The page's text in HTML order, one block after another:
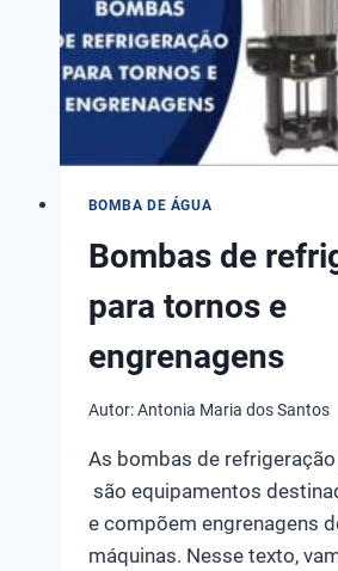
CUIDADO
COM
SEGURANÇA
BOMBA DE ÁGUA
Bombas de
para tornos e
engrenagens
Autor: Antonia Maria dos Santos
As bombas de
são equipamentos
e compõem engrenagens
máquinas. Nesse texto,